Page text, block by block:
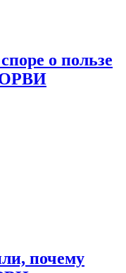
о пользе
ОРВИ
почему